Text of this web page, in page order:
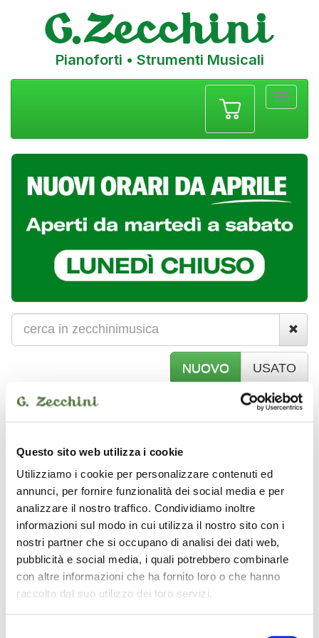
Questo sito web utilizza i cookie
Utilizziamo i cookie per personalizzare contenuti ed
annunci, per fornire funzionalità dei social media e per
analizzare il nostro traffico. Condividiamo inoltre
informazioni sul modo in cui utilizza il nostro sito con i
nostri partner che si occupano di analisi dei dati web,
pubblicità e social media, i quali potrebbero combinarle
con altre informazioni che ha fornito loro o che hanno
raccolto dal suo utilizzo dei loro servizi.
Pianoforti • Strumenti Musicali
NUOVO USATO
D
CRANE